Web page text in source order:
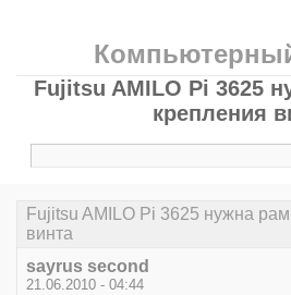
Fujitsu AMILO Pi 3625
крепления
Fujitsu AMILO Pi 3625 нужна
винта
sayrus second
21.06.2010 - 04:44